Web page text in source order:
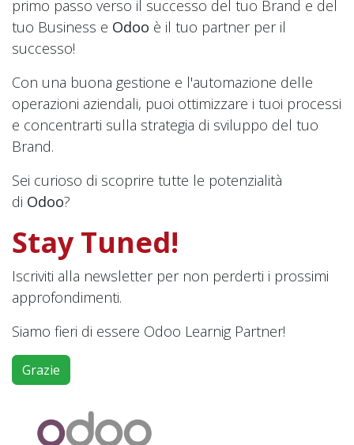
primo passo verso il successo del tuo Brand e del
tuo Business e Odoo è il tuo partner per il
successo!
Con una buona gestione e l'automazione delle
operazioni aziendali, puoi ottimizzare i tuoi processi
e concentrarti sulla strategia di sviluppo del tuo
Brand.
Sei curioso di scoprire tutte le potenzialità
di Odoo?
Stay Tuned!
Iscriviti alla newsletter per non perderti i prossimi
approfondimenti.
Siamo fieri di essere Odoo Learnig Partner!
Grazie